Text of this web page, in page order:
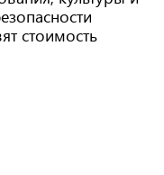
стоимость